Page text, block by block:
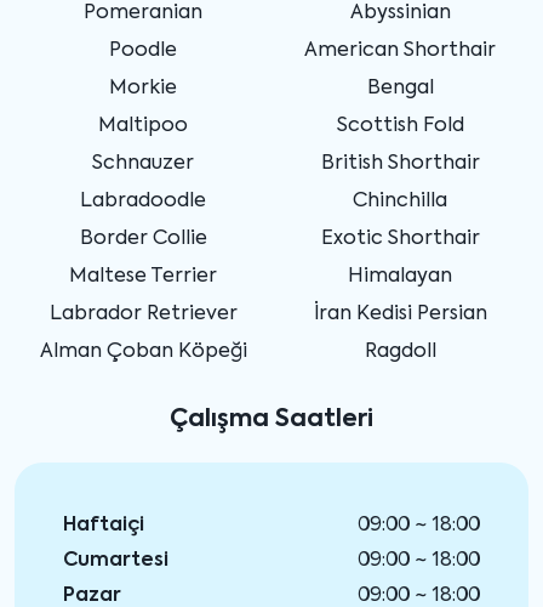
Pomeranian
Poodle
Morkie
Maltipoo
Schnauzer
Labradoodle
Border Collie
Maltese Terrier
Labrador Retriever
Alman Çoban Köpeği
Abyssinian
American Shorthair
Bengal
Scottish Fold
British Shorthair
Chinchilla
Exotic Shorthair
Himalayan
İran Kedisi Persian
Ragdoll
Çalışma Saatleri
Haftaiçi
09:00 ~ 18:00
Cumartesi
09:00 ~ 18:00
Pazar
09:00 ~ 18:00